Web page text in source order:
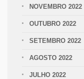
NOVEMBRO 2022
OUTUBRO 2022
SETEMBRO 2022
AGOSTO 2022
JULHO 2022